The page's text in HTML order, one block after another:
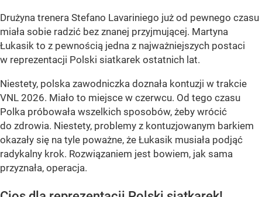
Drużyna trenera Stefano Lavariniego już od pewnego czasu
miała sobie radzić bez znanej przyjmującej. Martyna
Łukasik to z pewnością jedna z najważniejszych postaci
w reprezentacji Polski siatkarek ostatnich lat.
Niestety, polska zawodniczka doznała kontuzji w trakcie
VNL 2026. Miało to miejsce w czerwcu. Od tego czasu
Polka próbowała wszelkich sposobów, żeby wrócić
do zdrowia. Niestety, problemy z kontuzjowanym barkiem
okazały się na tyle poważne, że Łukasik musiała podjąć
radykalny krok. Rozwiązaniem jest bowiem, jak sama
przyznała, operacja.